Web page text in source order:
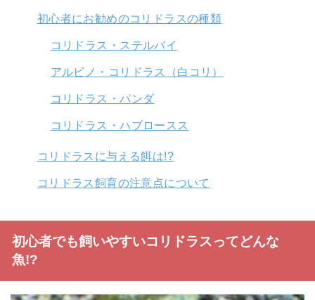
初心者にお勧めのコリドラスの種類
コリドラス・ステルバイ
アルビノ・コリドラス（白コリ）
コリドラス・パンダ
コリドラス・ハブロースス
コリドラスに与える餌は!?
コリドラス飼育の注意点について
初心者でも飼いやすいコリドラスってどんな
魚!?